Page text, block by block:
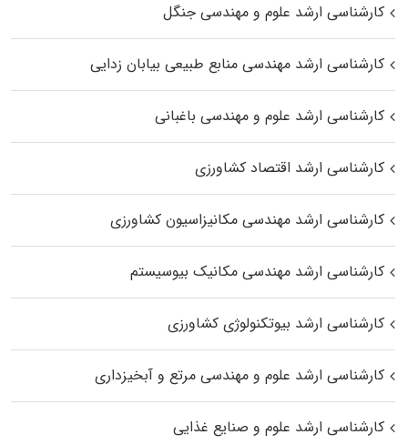
کارشناسی ارشد علوم و مهندسی جنگل
کارشناسی ارشد مهندسی منابع طبیعی بیابان زدایی
کارشناسی ارشد علوم و مهندسی باغبانی
کارشناسی ارشد اقتصاد کشاورزی
کارشناسی ارشد مهندسی مکانیزاسیون کشاورزی
کارشناسی ارشد مهندسی مکانیک بیوسیستم
کارشناسی ارشد بیوتکنولوژی کشاورزی
کارشناسی ارشد علوم و مهندسی مرتع و آبخیزداری
کارشناسی ارشد علوم و صنایع غذایی